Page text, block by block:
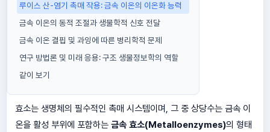
루이스 산-염기 촉매 작용: 금속 이온의 이온화 능력
금속 이온의 동적 조절과 생물학적 신호 전달
금속 이온 결핍 및 과잉에 따른 병리학적 문제
연구 방법론 및 미래 응용: 구조 생물정보학의 역할
같이 보기
효소는 생명체의 필수적인 촉매 시스템이며, 그 중 상당수는 금속 이
온을 활성 부위에 포함하는 금속 효소(Metalloenzymes)의 형태